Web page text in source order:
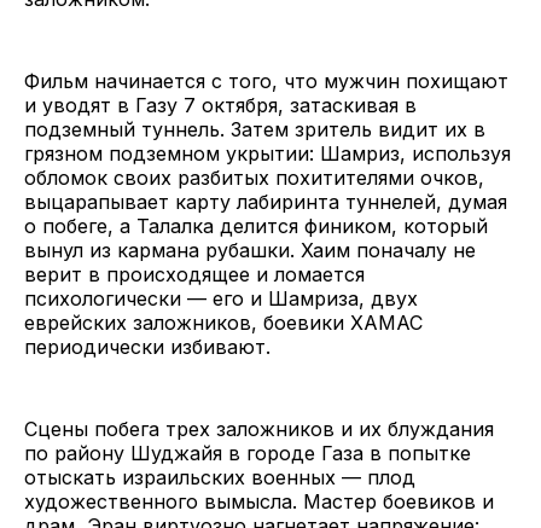
Фильм начинается с того, что мужчин похищают
и уводят в Газу 7 октября, затаскивая в
подземный туннель. Затем зритель видит их в
грязном подземном укрытии: Шамриз, используя
обломок своих разбитых похитителями очков,
выцарапывает карту лабиринта туннелей, думая
о побеге, а Талалка делится фиником, который
вынул из кармана рубашки. Хаим поначалу не
верит в происходящее и ломается
психологически — его и Шамриза, двух
еврейских заложников, боевики ХАМАС
периодически избивают.
Сцены побега трех заложников и их блуждания
по району Шуджайя в городе Газа в попытке
отыскать израильских военных — плод
художественного вымысла. Мастер боевиков и